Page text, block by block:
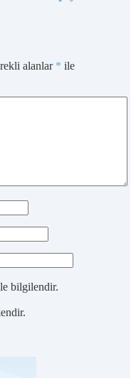
alanlar * ile
bilgilendir.